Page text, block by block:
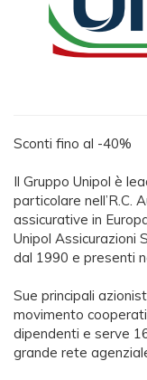
Sconti fino al -40%
Il Gruppo Unipol è
particolare nell’R.C.
assicurative in
Unipol Assicurazioni
dal 1990 e presenti
Sue principali
movimento
dipendenti e serve
grande rete